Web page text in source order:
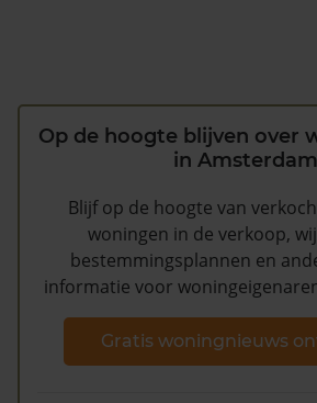
Op de hoogte blijven over
in Amsterdam
Blijf op de hoogte van
woningen in de verkoop,
bestemmingsplannen en
informatie voor
Gratis woningnieuws